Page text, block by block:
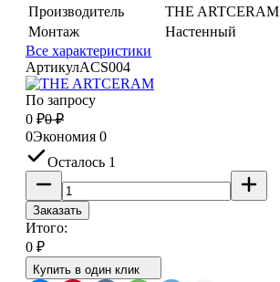
Производитель
THE ARTCERAM
Монтаж
Настенный
Все характеристики
АртикулACS004
По запросу
0 ₽0 ₽
0Экономия 0
Осталось 1
Заказать
Итого:
0 ₽
Купить в один клик